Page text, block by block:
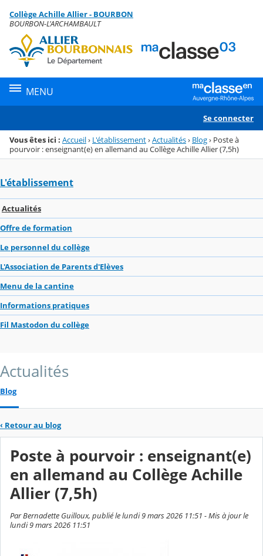
Menu de la rubrique
Contenu
Collège Achille Allier - BOURBON
BOURBON-L'ARCHAMBAULT
MENU
Se connecter
Vous êtes ici : Accueil› L'établissement›Actualités› Blog› Poste à
pourvoir : enseignant(e) en allemand au Collège Achille Allier (7,5h)
L'établissement
Actualités
Offre de formation
Le personnel du collège
L'Association de Parents d'Elèves
Menu de la cantine
Informations pratiques
Fil Mastodon du collège
Actualités
Blog
‹ Retour au blog
Poste à pourvoir : enseignant(e)
en allemand au Collège Achille
Allier (7,5h)
Par Bernadette Guilloux, publié le lundi 9 mars 2026 11:51 - Mis à jour le
lundi 9 mars 2026 11:51